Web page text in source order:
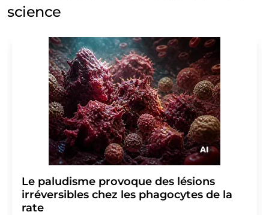
science
Le paludisme provoque des lésions
irréversibles chez les phagocytes de la
rate